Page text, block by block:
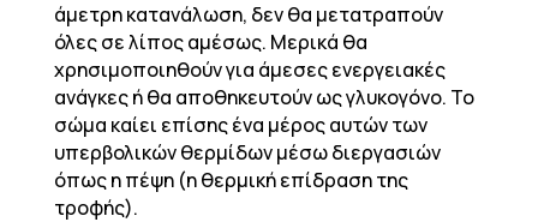
άμετρη κατανάλωση, δεν θα μετατραπούν
όλες σε λίπος αμέσως. Μερικά θα
χρησιμοποιηθούν για άμεσες ενεργειακές
ανάγκες ή θα αποθηκευτούν ως γλυκογόνο. Το
σώμα καίει επίσης ένα μέρος αυτών των
υπερβολικών θερμίδων μέσω διεργασιών
όπως η πέψη (η θερμική επίδραση της
τροφής).